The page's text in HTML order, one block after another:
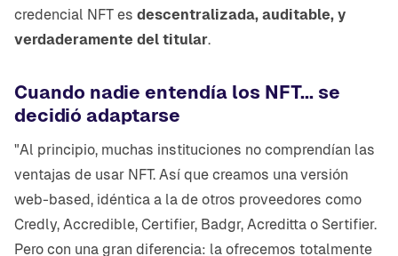
credencial NFT es descentralizada, auditable, y
verdaderamente del titular.
Cuando nadie entendía los NFT... se
decidió adaptarse
"Al principio, muchas instituciones no comprendían las
ventajas de usar NFT. Así que creamos una versión
web-based, idéntica a la de otros proveedores como
Credly, Accredible, Certifier, Badgr, Acreditta o Sertifier.
Pero con una gran diferencia: la ofrecemos totalmente